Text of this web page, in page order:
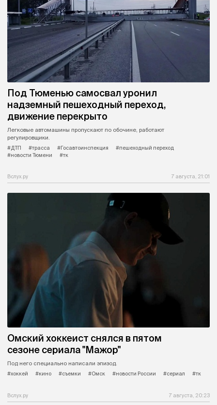
Под Тюменью самосвал уронил
надземный пешеходный переход,
движение перекрыто
Легковые автомашины пропускают по обочине, работают
регулировщики.
#ДТП
#трасса #Госавтоинспекция
#пешеходный переход
#новости Тюмени
#тк
Вслух.ру 7 августа, 21:01
Омский хоккеист снялся в пятом
сезоне сериала "Мажор"
Под него специально написали эпизод.
#хоккей
#кино #съемки #Омск #новости России #сериал #тк
Вслух.ру 7 августа, 20:23